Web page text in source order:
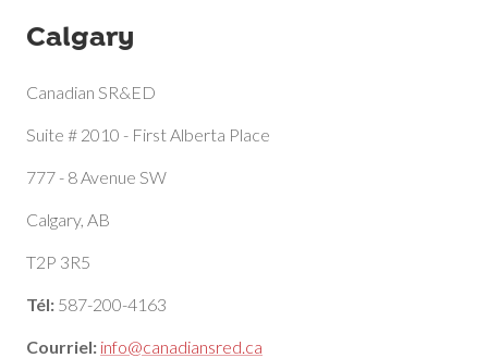
Calgary
Canadian SR&ED
Suite # 2010 - First Alberta Place
777 - 8 Avenue SW
Calgary, AB
T2P 3R5
Tél: 587-200-4163
Courriel: info@canadiansred.ca